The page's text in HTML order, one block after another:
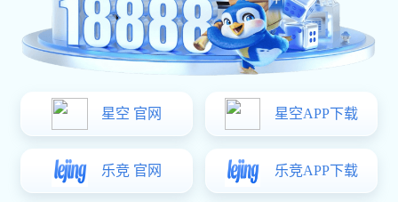
联系方式 在线留言 技术支持
如想联系红桃国际化工团队了解更多业务信息，欢迎留言，将有助于